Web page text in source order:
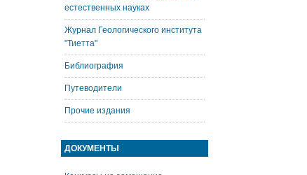
естественных науках
Журнал Геологического института
"Тиетта"
Библиография
Путеводители
Прочие издания
ДОКУМЕНТЫ